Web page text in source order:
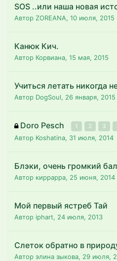
SOS ..или наша новая
Автор ZOREANA, 10 июля, 2015
Канюк Кич.
Автор Корвиана, 15 мая, 2015
Учиться летать никогда
Автор DogSoul, 26 января, 2015
Doro Pesch 1 2 3
Автор Koshatina, 31 июля, 2014
Блэки, очень громкий
Автор киррарра, 25 июня, 2014
Мой первый ястреб Тай
Автор iphart, 24 июля, 2013
Слеток обратно в
Автор элина зыкова, 29 июля,